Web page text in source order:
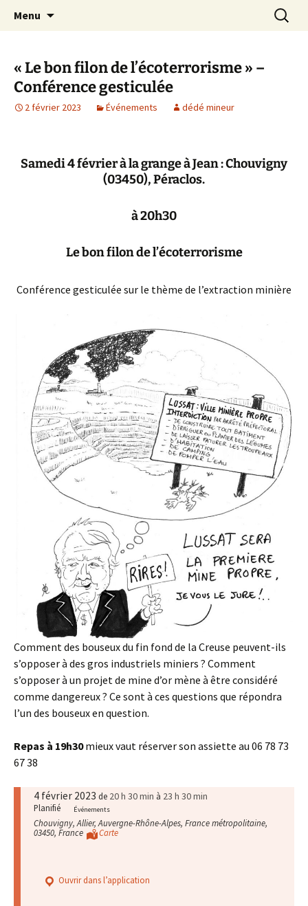
Le site du Collectif Stop Mines
23
Menu
« Le bon filon de l’écoterrorisme » –
Conférence gesticulée
2 février 2023 Événements dédé mineur
Samedi 4 févrierà lagrange à Jean: Chouvigny
(03450), Péraclos.
à20h30
Le bon filon de l’écoterrorisme
Conférence gesticulée sur le thème de l’extraction minière
Comment des bouseux du fin fond de la Creuse peuvent-ils
s’opposer à des gros industriels miniers ? Comment
s’opposer à un projet de mine d’or mène à être considéré
comme dangereux ? Ce sont à ces questions que répondra
l’un des bouseux en question.
Repas à 19h30mieux vaut réserver son assiette au 06 78 73
67 38
4 février 2023 de 20 h 30 min à 23 h 30 min
Planifié Événements
Chouvigny, Allier, Auvergne-Rhône-Alpes, France métropolitaine,
03450, France
Carte
Ouvrir dans l’application